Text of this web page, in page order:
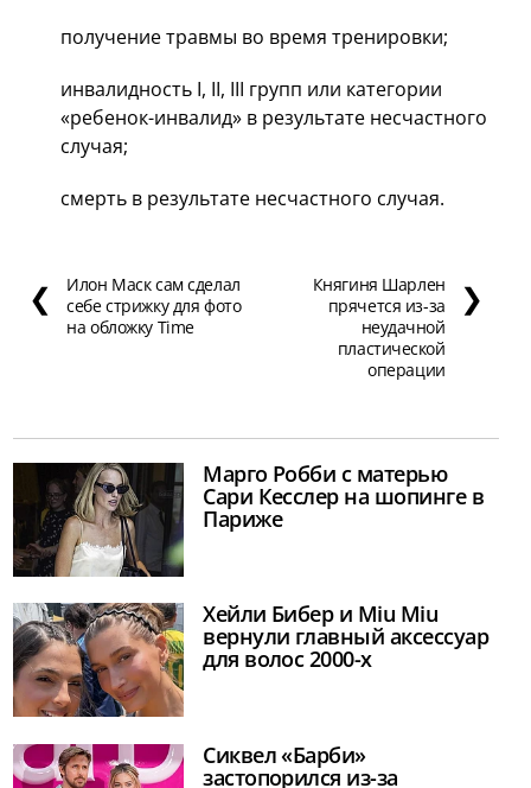
получение травмы во время тренировки;
инвалидность I, II, III групп или категории
«ребенок-инвалид» в результате несчастного
случая;
смерть в результате несчастного случая.
❮
Илон Маск сам сделал
себе стрижку для фото
на обложку Time
Княгиня Шарлен
прячется из-за
неудачной
пластической
операции
❯
Марго Робби с матерью
Сари Кесслер на шопинге в
Париже
Хейли Бибер и Miu Miu
вернули главный аксессуар
для волос 2000-х
Сиквел «Барби»
застопорился из-за